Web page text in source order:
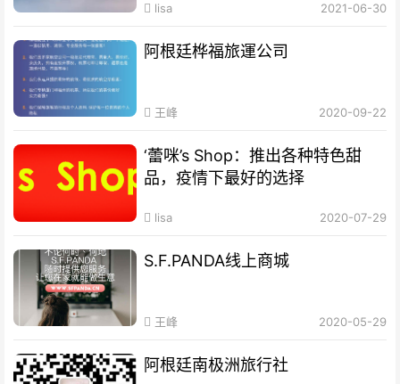
lisa 2021-06-30
阿根廷桦福旅運公司
王峰 2020-09-22
‘蕾咪’s Shop：推出各种特色甜
品，疫情下最好的选择
lisa 2020-07-29
S.F.PANDA线上商城
王峰 2020-05-29
阿根廷南极洲旅行社